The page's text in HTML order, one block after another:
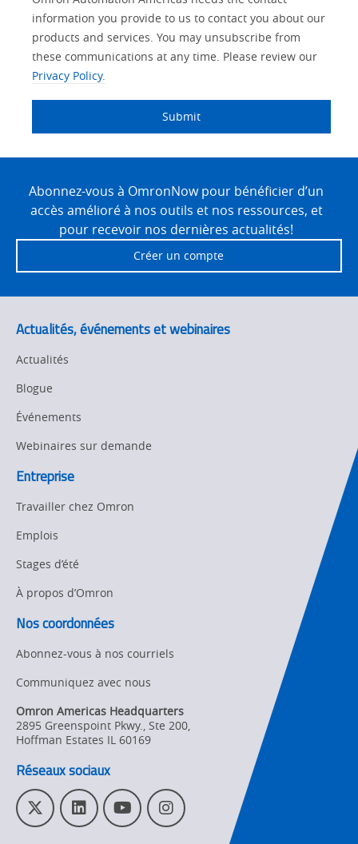
Lead
Source
Source
Detail
Marketing
No
Yes
am
an
Role
Interest
Automation
Components
and Vision
SYSMAC
Motion and
Control
Technical
Training
IO Link
Panel Building
Quality Control
Safety Solutions
Traceability
Maintenance
Flexible
Newsletter/Marketing
Product Launches
Strategic Business
Other
Policy
Changes
Product
Discontinuation
Pricing
Supply
Chain/Demand
information you provide to us to contact you about our
products and services. You may unsubscribe from
these communications at any time. Please review our
Privacy Policy.
Submit
FooterAbonnez-vous à OmronNow pour bénéficier d’un
accès amélioré à nos outils et nos ressources, et
pour recevoir nos dernières actualités!
Créer un compte
Actualités, événements et webinaires
Actualités
Blogue
Événements
Webinaires sur demande
Entreprise
Travailler chez Omron
Emplois
Stages d’été
À propos d’Omron
Nos coordonnées
Abonnez-vous à nos courriels
Communiquez avec nous
Omron Americas Headquarters
2895 Greenspoint Pkwy., Ste 200,
Hoffman Estates IL 60169
Réseaux sociaux
T
w
L
i
Y
o
I
n